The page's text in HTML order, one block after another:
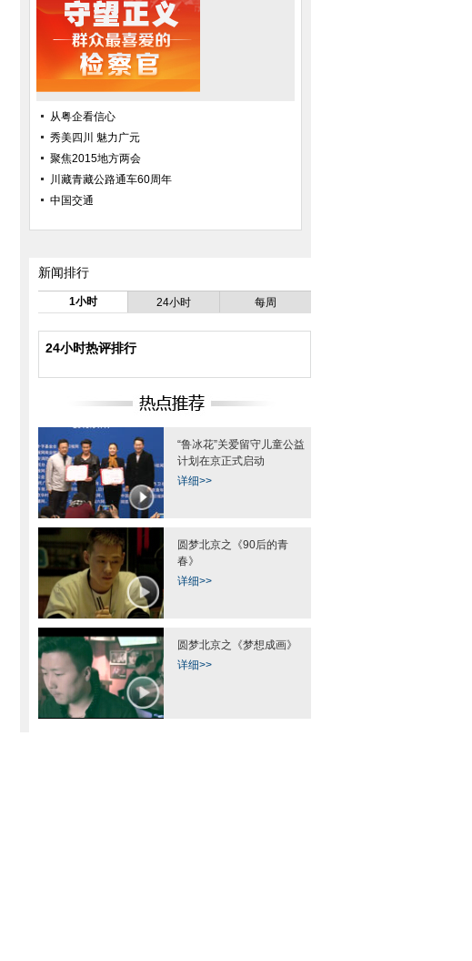
北京海洋馆科普夏令营推出“亲子
夜探夏令营”
重庆企业进戒毒所招聘 月薪最高
广东销毒3.2吨 案值20亿
图片精选：浒苔绿潮侵袭江苏连云
客冒险戏
从粤企看信心
秀美四川 魅力广元
聚焦2015地方两会
川藏青藏公路通车60周年
中国交通
新闻排行
1小时 24小时 每周
24小时热评排行
“鲁冰花”关爱留守儿童公益
计划在京正式启动
详细>>
圆梦北京之《90后的青
春》
详细>>
圆梦北京之《梦想成画》
详细>>